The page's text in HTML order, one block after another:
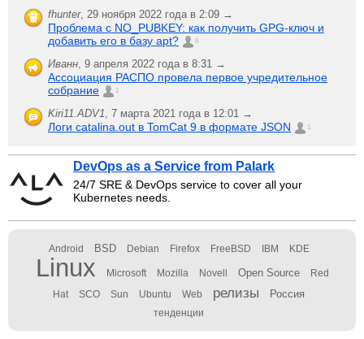
fhunter, 29 ноября 2022 года в 2:09 →
Проблема с NO_PUBKEY: как получить GPG-ключ и
добавить его в базу apt?
6
Иванн 9 апреля 2022 года в 8:31 →
Ассоциация РАСПО провела первое учредительное
собрание
1
Kiri11.ADV1 7 марта 2021 года в 12:01 →
Логи catalina.out в TomCat 9 в формате JSON 1
DevOps as a Service from Palark
24/7 SRE & DevOps service to cover all your
Kubernetes needs.
Android BSD Debian Firefox FreeBSD IBM KDE
Linux Microsoft Mozilla Novell Open Source Red
Hat SCO Sun Ubuntu Web релизы Россия
тенденции